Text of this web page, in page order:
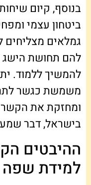
בנוסף, קיום
ביטחון עצמי
גמלאים מצליחים
להם תחושת הישג
להמשיך ללמוד.
משמשת כגשר
ומחזקת את
בישראל, דבר
ההיבטים
למידת שפה